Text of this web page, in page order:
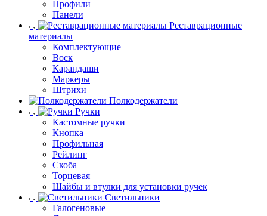
Профили
Панели
Реставрационные
материалы
Комплектующие
Воск
Карандаши
Маркеры
Штрихи
Полкодержатели
Ручки
Кастомные ручки
Кнопка
Профильная
Рейлинг
Скоба
Торцевая
Шайбы и втулки для установки ручек
Светильники
Галогеновые